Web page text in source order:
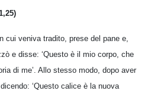
cui veniva tradito, prese del pane e,
e disse: ‘Questo è il mio corpo, che
di me’. Allo stesso modo, dopo aver
‘Questo calice è la nuova